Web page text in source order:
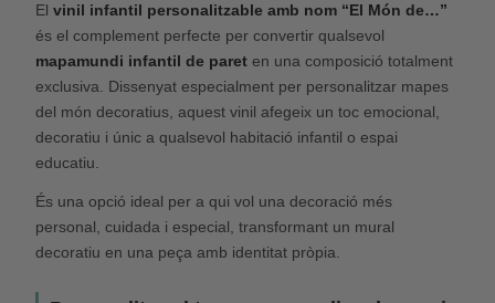
Elvinil infantil personalitzable amb nom “El Món de…”
és el complement perfecte per convertir qualsevol
mapamundi infantil de paret en una composició totalment
exclusiva. Dissenyat especialment per personalitzar mapes
del món decoratius, aquest vinil afegeix un toc emocional,
decoratiu i únic a qualsevol habitació infantil o espai
educatiu.
És una opció ideal per a qui vol una decoració més
personal, cuidada i especial, transformant un mural
decoratiu en una peça amb identitat pròpia.